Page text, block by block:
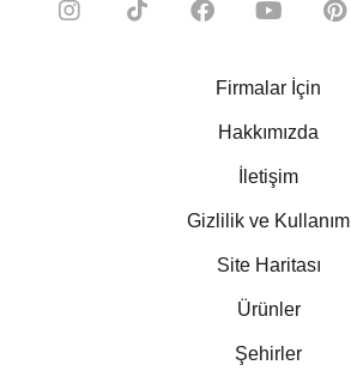
Firmalar İçin
Hakkımızda
İletişim
Gizlilik ve Kullanım
Site Haritası
Ürünler
Şehirler